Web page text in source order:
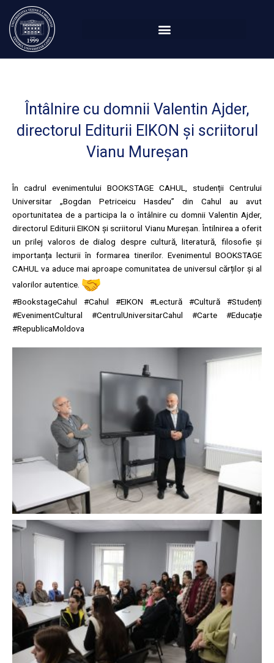
Перейти
содержимому
Întâlnire cu domnii Valentin Ajder,
directorul Editurii EIKON și scriitorul
Vianu Mureșan
În cadrul evenimentului BOOKSTAGE CAHUL, studenții Centrului
Universitar „Bogdan Petriceicu Hasdeu” din Cahul au avut
oportunitatea de a participa la o întâlnire cu domnii Valentin Ajder,
directorul Editurii EIKON și scriitorul Vianu Mureșan. Întilnirea a oferit
un prilej valoros de dialog despre cultură, literatură, filosofie și
importanța lecturii în formarea tinerilor. Evenimentul BOOKSTAGE
CAHUL va aduce mai aproape comunitatea de universul cărților și al
valorilor autentice.
#BookstageCahul #Cahul #EIKON #Lectură #Cultură #Studenți
#EvenimentCultural #CentrulUniversitarCahul #Carte #Educație
#RepublicaMoldova